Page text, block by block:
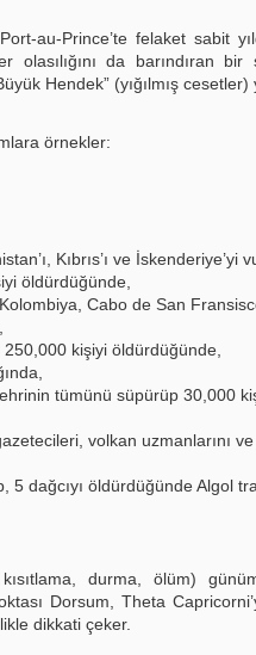
au-Prince’te felaket sabit
olasılığını da barındıran
Hendek” (yığılmış cesetler)
örnekler:
Kıbrıs’ı ve İskenderiye’yi
öldürdüğünde,
Cabo de San
kişiyi öldürdüğünde,
tümünü süpürüp 30,000
volkan uzmanlarını
5 dağcıyı öldürdüğünde Algol
durma, ölüm)
Dorsum, Theta
dikkati çeker.